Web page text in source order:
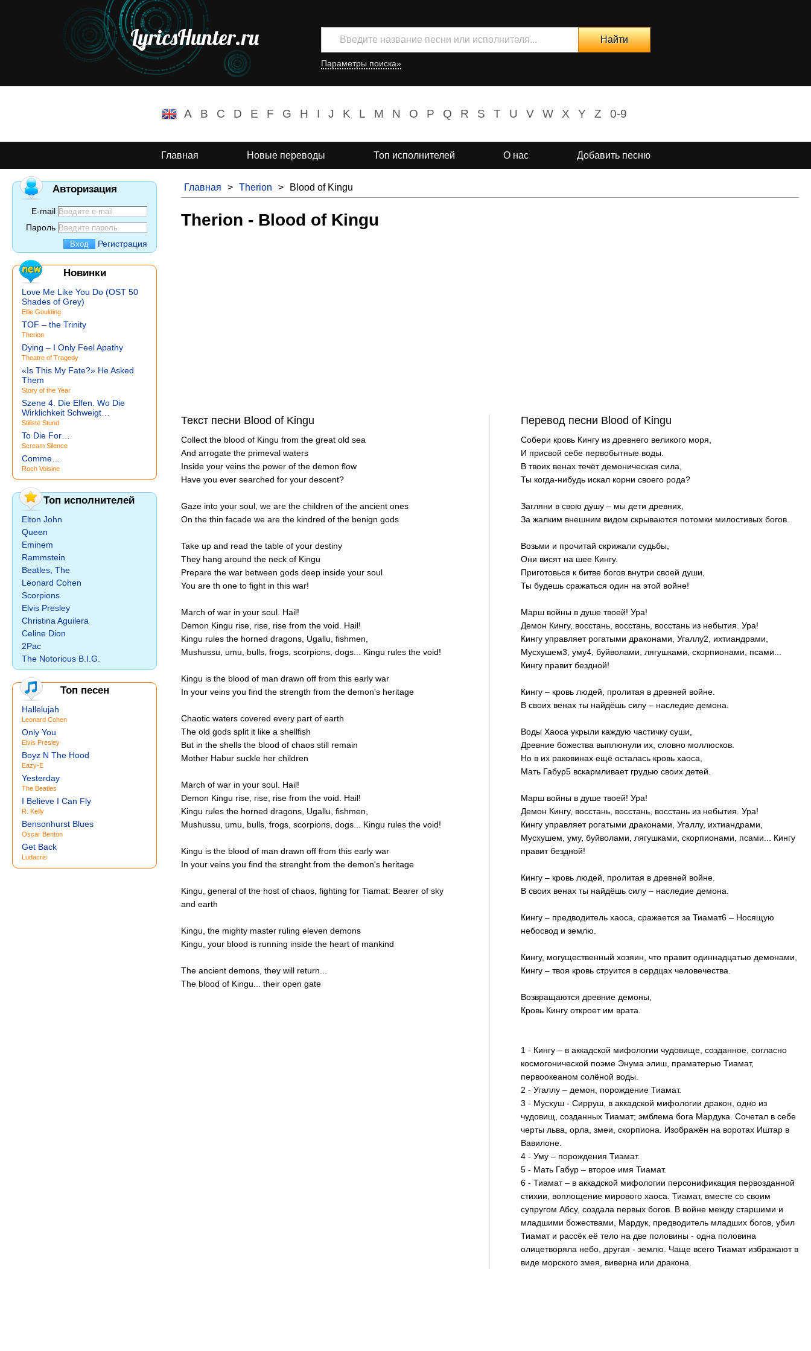
LyricsHunter.ru
Параметры поиска»
A B C D E F G H I J K L M N O P Q R S T U V W X Y Z 0-9
Главная Новые переводы Топ исполнителей О нас Добавить песню
Главная > Therion > Blood of Kingu
Therion - Blood of Kingu
Текст песни Blood of Kingu
Collect the blood of Kingu from the great old sea
And arrogate the primeval waters
Inside your veins the power of the demon flow
Have you ever searched for your descent?
Gaze into your soul, we are the children of the ancient ones
On the thin facade we are the kindred of the benign gods
Take up and read the table of your destiny
They hang around the neck of Kingu
Prepare the war between gods deep inside your soul
You are th one to fight in this war!
March of war in your soul. Hail!
Demon Kingu rise, rise, rise from the void. Hail!
Kingu rules the horned dragons, Ugallu, fishmen,
Mushussu, umu, bulls, frogs, scorpions, dogs... Kingu rules the void!
Kingu is the blood of man drawn off from this early war
In your veins you find the strength from the demon's heritage
Chaotic waters covered every part of earth
The old gods split it like a shellfish
But in the shells the blood of chaos still remain
Mother Habur suckle her children
March of war in your soul. Hail!
Demon Kingu rise, rise, rise from the void. Hail!
Kingu rules the horned dragons, Ugallu, fishmen,
Mushussu, umu, bulls, frogs, scorpions, dogs... Kingu rules the void!
Kingu is the blood of man drawn off from this early war
In your veins you find the strenght from the demon's heritage
Kingu, general of the host of chaos, fighting for Tiamat: Bearer of sky
and earth
Kingu, the mighty master ruling eleven demons
Kingu, your blood is running inside the heart of mankind
The ancient demons, they will return...
The blood of Kingu... their open gate
Перевод песни Blood of Kingu
Собери кровь Кингу из древнего великого моря,
И присвой себе первобытные воды.
В твоих венах течёт демоническая сила,
Ты когда-нибудь искал корни своего рода?
Загляни в свою душу – мы дети древних,
За жалким внешним видом скрываются потомки милостивых богов.
Возьми и прочитай скрижали судьбы,
Они висят на шее Кингу.
Приготовься к битве богов внутри своей души,
Ты будешь сражаться один на этой войне!
Марш войны в душе твоей! Ура!
Демон Кингу, восстань, восстань, восстань из небытия. Ура!
Кингу управляет рогатыми драконами, Угаллу2, ихтиандрами,
Мусхушем3, уму4, буйволами, лягушками, скорпионами, псами...
Кингу правит бездной!
Кингу – кровь людей, пролитая в древней войне.
В своих венах ты найдёшь силу – наследие демона.
Воды Хаоса укрыли каждую частичку суши,
Древние божества выплюнули их, словно моллюсков.
Но в их раковинах ещё осталась кровь хаоса,
Мать Габур5 вскармливает грудью своих детей.
Марш войны в душе твоей! Ура!
Демон Кингу, восстань, восстань, восстань из небытия. Ура!
Кингу управляет рогатыми драконами, Угаллу, ихтиандрами,
Мусхушем, уму, буйволами, лягушками, скорпионами, псами... Кингу
правит бездной!
Кингу – кровь людей, пролитая в древней войне.
В своих венах ты найдёшь силу – наследие демона.
Кингу – предводитель хаоса, сражается за Тиамат6 – Носящую
небосвод и землю.
Кингу, могущественный хозяин, что правит одиннадцатью демонами,
Кингу – твоя кровь струится в сердцах человечества.
Возвращаются древние демоны,
Кровь Кингу откроет им врата.
1 - Кингу – в аккадской мифологии чудовище, созданное, согласно
космогонической поэме Энума элиш, праматерью Тиамат,
первоокеаном солёной воды.
2 - Угаллу – демон, порождение Тиамат.
3 - Мусхуш - Сирруш, в аккадской мифологии дракон, одно из
чудовищ, созданных Тиамат; эмблема бога Мардука. Сочетал в себе
черты льва, орла, змеи, скорпиона. Изображён на воротах Иштар в
Вавилоне.
4 - Уму – порождения Тиамат.
5 - Мать Габур – второе имя Тиамат.
6 - Тиамат – в аккадской мифологии персонификация первозданной
стихии, воплощение мирового хаоса. Тиамат, вместе со своим
супругом Абсу, создала первых богов. В войне между старшими и
младшими божествами, Мардук, предводитель младших богов, убил
Тиамат и рассёк её тело на две половины - одна половина
олицетворяла небо, другая - землю. Чаще всего Тиамат избражают в
виде морского змея, виверна или дракона.
Авторизация
E-mail
Пароль
Регистрация
Новинки
Love Me Like You Do (OST 50
Shades of Grey)
Ellie Goulding
TOF – the Trinity
Therion
Dying – I Only Feel Apathy
Theatre of Tragedy
«Is This My Fate?» He Asked
Them
Story of the Year
Szene 4. Die Elfen. Wo Die
Wirklichkeit Schweigt…
Stillste Stund
To Die For…
Scream Silence
Comme…
Roch Voisine
Топ исполнителей
Elton John
Queen
Eminem
Rammstein
Beatles, The
Leonard Cohen
Scorpions
Elvis Presley
Christina Aguilera
Celine Dion
2Pac
The Notorious B.I.G.
Топ песен
Hallelujah
Leonard Cohen
Only You
Elvis Presley
Boyz N The Hood
Eazy-E
Yesterday
The Beatles
I Believe I Can Fly
R. Kelly
Bensonhurst Blues
Oscar Benton
Get Back
Ludacris